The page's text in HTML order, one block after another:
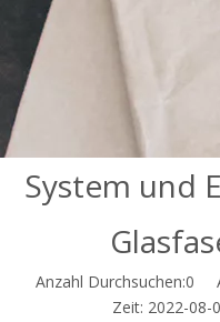
System und
Anzahl Durchsuchen:0
Zeit: 2022-